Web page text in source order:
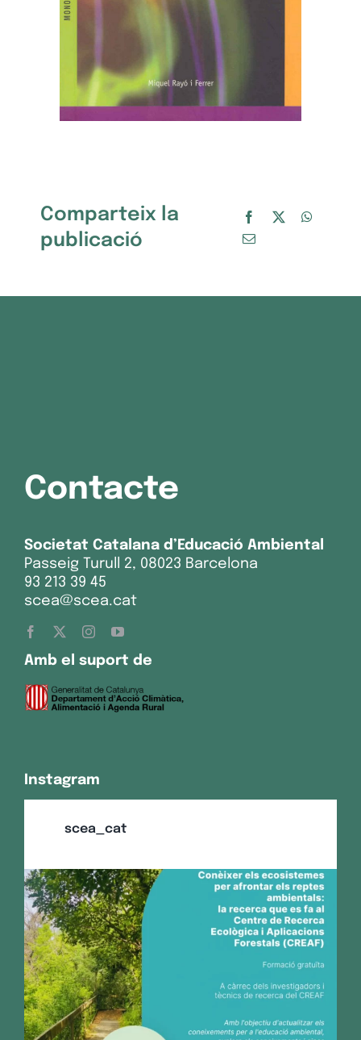
Comparteix la
publicació
Contacte
Societat Catalana d’Educació Ambiental
Passeig Turull 2, 08023 Barcelona
93 213 39 45
scea@scea.cat
Amb el suport de
Instagram
scea_cat